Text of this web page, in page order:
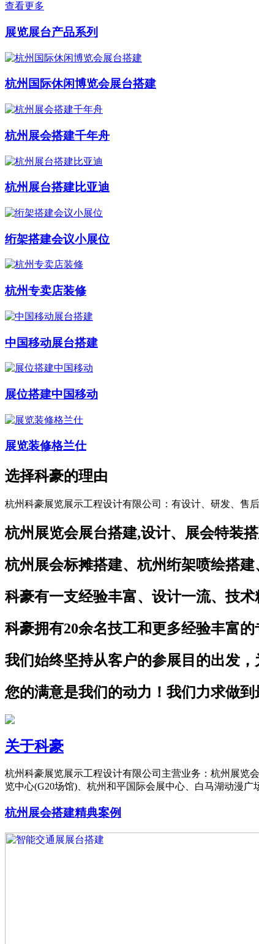
查看更多
展览展台产品系列
杭州国际休闲博览会展台搭建
杭州展会搭建千年舟
杭州展台搭建比亚迪
绗架搭建会议小展位
杭州专卖店装修
中国移动展台搭建
展位搭建中国移动
展览装修格兰仕
选择科豪的理由
杭州科豪展览展示工程设计有限公司：有设计、研发、售
杭州展览会展台搭建,设计、展会特装
杭州展会标摊搭建、杭州绗架喷绘搭
科豪有一支经验丰富、设计一流、技
科豪拥有20余名技工和更多经验丰富的
我们始终坚持从客户的参展目的出发
您的满意是我们的动力！我们力求做
关于科豪
杭州科豪展览展示工程设计有限公司主营业务：杭州展览
览中心(G20场馆)、杭州和平国际会展中心、白马湖动漫
杭州展会搭建精典案例